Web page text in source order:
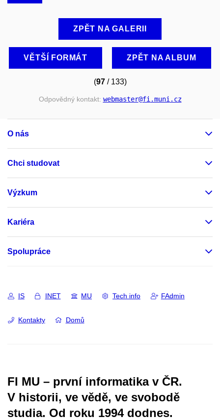
ZPĚT NA GALERII
VĚTŠÍ FORMÁT ZPĚT NA ALBUM
(97/ 133)
Odpovědný kontakt: webmaster@fi.muni.cz
O nás
Chci studovat
Výzkum
Kariéra
Spolupráce
IS INET MU Tech info FAdmin
Kontakty Domů
FI MU – první informatika v ČR.
V historii, ve vědě, ve svobodě
studia. Od roku 1994 dodnes.